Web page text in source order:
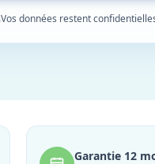
Vos données restent
Garantie 12